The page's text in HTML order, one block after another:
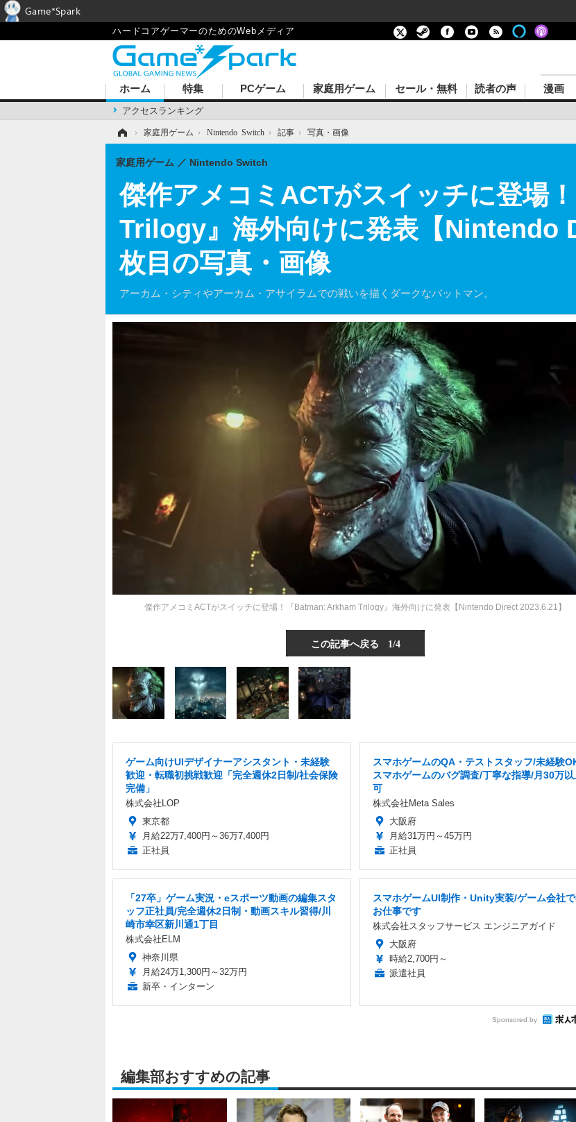
ハードコアゲーマーのためのWebメディア
ホーム
アクセスランキング
特集 PCゲーム 家庭用ゲーム セール・無料 読者の声 漫画
› 家庭用ゲーム › Nintendo Switch › 記事 › 写真・画像
傑作アメコミACTがスイッチに登場
Trilogy』海外向けに発表【Nintendo
枚目の写真・画像
アーカム・シティやアーカム・アサイラムでの戦いを描くダークなバットマン。
家庭用ゲーム Nintendo Switch
傑作アメコミACTがスイッチに登場！『Batman: Arkham Trilogy』海外向けに発表【Nintendo Direct 2023.6.21】
この記事へ戻る 1/4
ゲーム向けUIデザイナーアシスタント・未経験
歓迎・転職初挑戦歓迎「完全週休2日制/社会保険
完備」
株式会社LOP
東京都
月給22万7,400円～36万7,400円
正社員
スマホゲームのQA・テストスタッフ/未経験
スマホゲームのバグ調査/丁寧な指導/月30万以
可
株式会社Meta Sales
大阪府
月給31万円～45万円
正社員
「27卒」ゲーム実況・eスポーツ動画の編集スタ
ッフ正社員/完全週休2日制・動画スキル習得/川
崎市幸区新川通1丁目
株式会社ELM
神奈川県
月給24万1,300円～32万円
新卒・インターン
スマホゲームUI制作・Unity実装/ゲーム会社
お仕事です
株式会社スタッフサービス エンジニアガイド
大阪府
時給2,700円～
派遣社員
Sponsored by
編集部おすすめの記事
Game*Spark